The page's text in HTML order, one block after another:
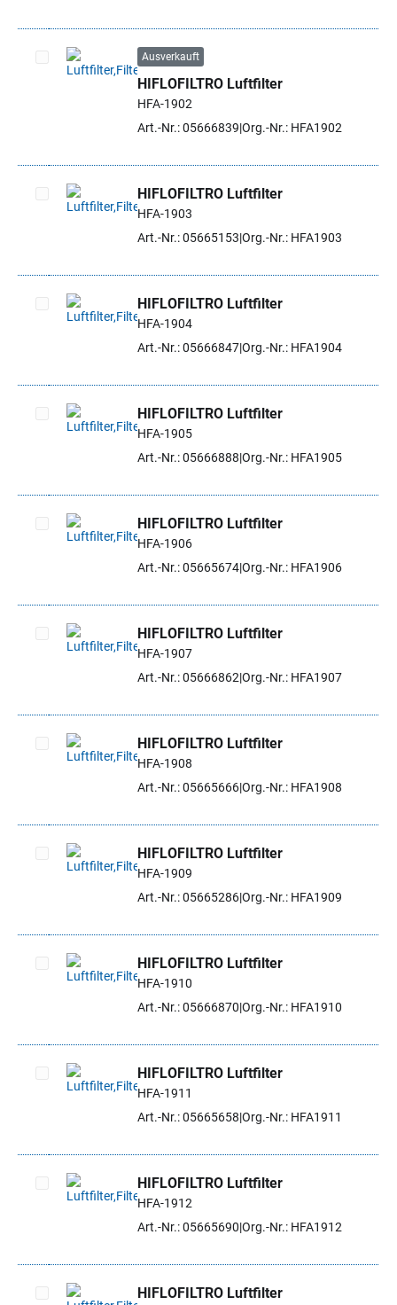
Artikel auswählen
Ausverkauft
HIFLOFILTRO Luftfilter
HFA-1902
Art.-Nr.: 05666839 Org.-Nr.: HFA1902
Artikel auswählen
HIFLOFILTRO Luftfilter
HFA-1903
Art.-Nr.: 05665153 Org.-Nr.: HFA1903
Artikel auswählen
HIFLOFILTRO Luftfilter
HFA-1904
Art.-Nr.: 05666847Org.-Nr.: HFA1904
Artikel auswählen
HIFLOFILTRO Luftfilter
HFA-1905
Art.-Nr.: 05666888 Org.-Nr.: HFA1905
Artikel auswählen
HIFLOFILTRO Luftfilter
HFA-1906
Art.-Nr.: 05665674Org.-Nr.: HFA1906
Artikel auswählen
HIFLOFILTRO Luftfilter
HFA-1907
Art.-Nr.: 05666862 Org.-Nr.: HFA1907
Artikel auswählen
HIFLOFILTRO Luftfilter
HFA-1908
Art.-Nr.: 05665666Org.-Nr.: HFA1908
Artikel auswählen
HIFLOFILTRO Luftfilter
HFA-1909
Art.-Nr.: 05665286Org.-Nr.: HFA1909
Artikel auswählen
HIFLOFILTRO Luftfilter
HFA-1910
Art.-Nr.: 05666870 Org.-Nr.: HFA1910
Artikel auswählen
HIFLOFILTRO Luftfilter
HFA-1911
Art.-Nr.: 05665658 Org.-Nr.: HFA1911
Artikel auswählen
HIFLOFILTRO Luftfilter
HFA-1912
Art.-Nr.: 05665690 Org.-Nr.: HFA1912
HIFLOFILTRO Luftfilter